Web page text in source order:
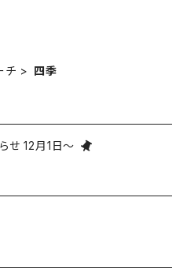
チ 四季
せ 12月1日～